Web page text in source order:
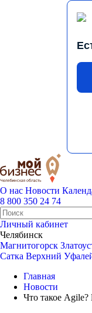
О нас Новости
8 800 350 24 74
Личный кабинет
Челябинск
Магнитогорск
Сатка Верхний
Главная
Новости
Что такое